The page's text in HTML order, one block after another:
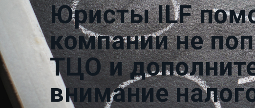
Юристы ILF
компании не
ТЦО и
внимание